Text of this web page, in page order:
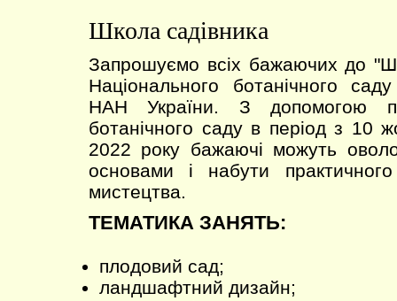
Школа садівника
Запрошуємо всіх бажаючих до
Національного ботанічного
НАН України. З допомогою
ботанічного саду в період з 10
2022 року бажаючі можуть
основами і набути
мистецтва.
ТЕМАТИКА ЗАНЯТЬ:
плодовий сад;
ландшафтний дизайн;